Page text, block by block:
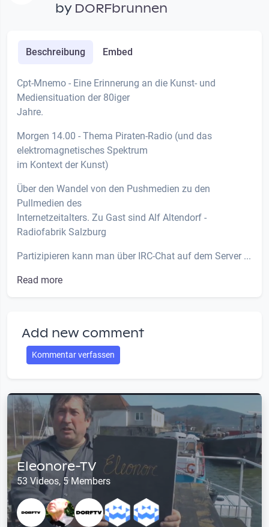
by DORFbrunnen
Beschreibung Embed
Cpt-Mnemo - Eine Erinnerung an die Kunst- und
Mediensituation der 80iger
Jahre.
Morgen 14.00 - Thema Piraten-Radio (und das
elektromagnetisches Spektrum
im Kontext der Kunst)
Über den Wandel von den Pushmedien zu den
Pullmedien des
Internetzeitalters. Zu Gast sind Alf Altendorf -
Radiofabrik Salzburg
Partizipieren kann man über IRC-Chat auf dem Server ...
Read more
Add new comment
Kommentar verfassen
Eleonore-TV
53 Videos, 5 Members